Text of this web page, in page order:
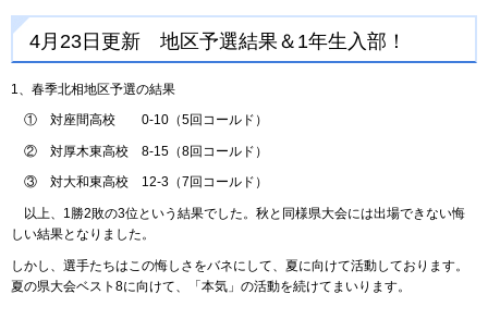
4月23日更新 地区予選結果＆1年生入部！
1、春季北相地区予選の結果
① 対座間高校 0-10（5回コールド）
② 対厚木東高校 8-15（8回コールド）
③ 対大和東高校 12-3（7回コールド）
以上、1勝2敗の3位という結果でした。秋と同様県大会には出場できない悔
しい結果となりました。
しかし、選手たちはこの悔しさをバネにして、夏に向けて活動しております。
夏の県大会ベスト8に向けて、「本気」の活動を続けてまいります。